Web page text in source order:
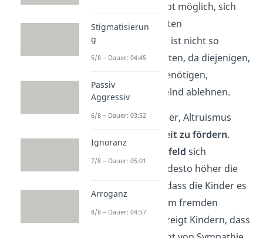
Doch ist es überhaupt möglich, sich
altruistisches Verhalten
anzutrainieren
? Das ist nicht so
einfach zu beantworten, da diejenigen,
die es am meisten benötigen,
wahrscheinlich lächelnd ablehnen.
Am besten ist es daher, Altruismus
Kindheit zu fördern.
Denn je öfter ihr
Umfeld sich
altruistisch
verhält, desto höher die
Wahrscheinlichkeit, dass die Kinder es
nachahmen
. Vor allem fremden
Personen zu helfen zeigt Kindern, dass
Stigmatisierun
g
5/8 – Dauer: 04:45
Passiv
Aggressiv
6/8 – Dauer: 03:52
Ignoranz
7/8 – Dauer: 05:01
Arroganz
8/8 – Dauer: 04:57